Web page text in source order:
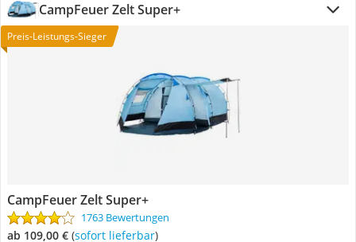
CampFeuer Zelt Super+
Preis-Leistungs-Sieger
CampFeuer Zelt Super+
1763 Bewertungen
ab 109,00 € ( Sofort lieferbar)